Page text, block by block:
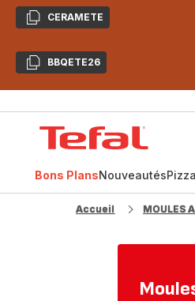
CopierCERAMETE
CopierBBQETE26
Bons PlansNouveautés
Accueil MOULES